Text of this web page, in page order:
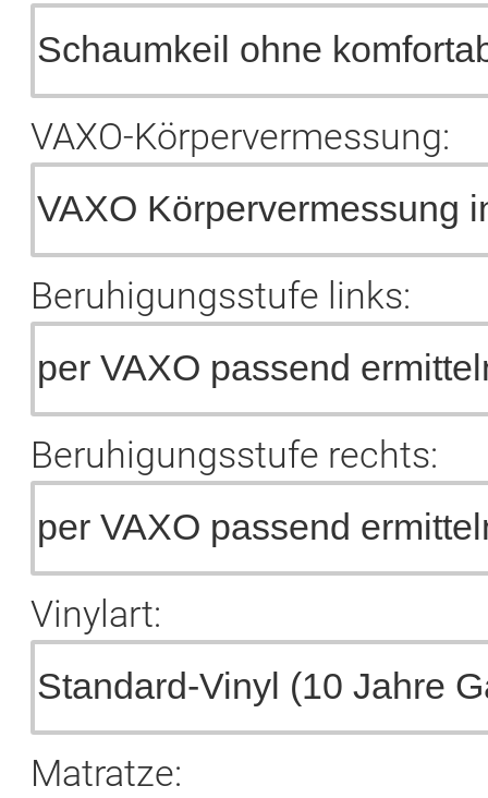
VAXO-Körpervermessung:
Beruhigungsstufe links:
Beruhigungsstufe rechts:
Vinylart:
Matratze: